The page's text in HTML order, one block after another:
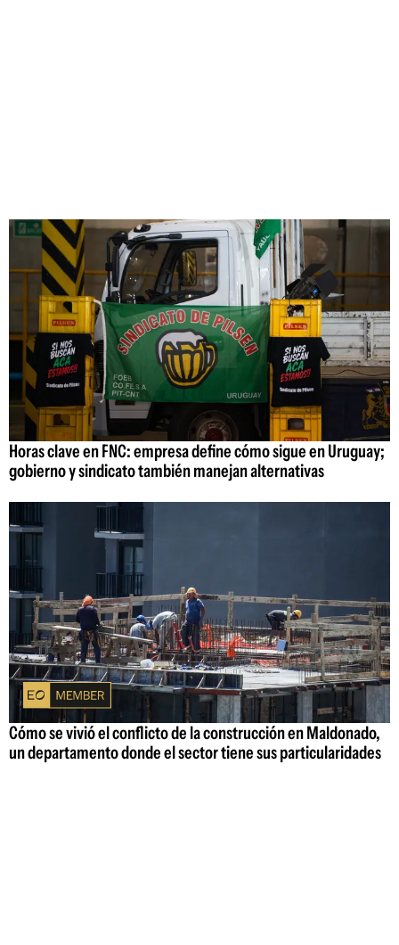
Horas clave en FNC: empresa define cómo sigue en Uruguay;
gobierno y sindicato también manejan alternativas
Cómo se vivió el conflicto de la construcción en Maldonado,
un departamento donde el sector tiene sus particularidades